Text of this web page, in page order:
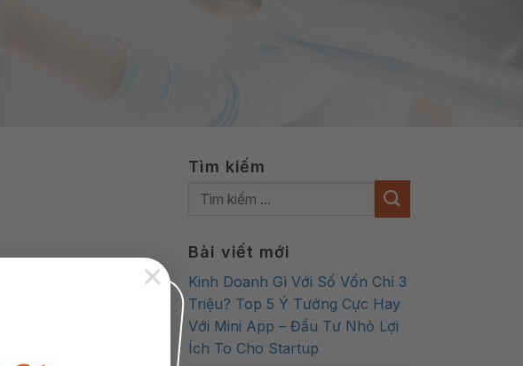
×
Tìm kiếm
Bài viết mới
Kinh Doanh Gì Với Số Vốn Chỉ 3
Triệu? Top 5 Ý Tưởng Cực Hay
Với Mini App – Đầu Tư Nhỏ Lợi
Ích To Cho Startup